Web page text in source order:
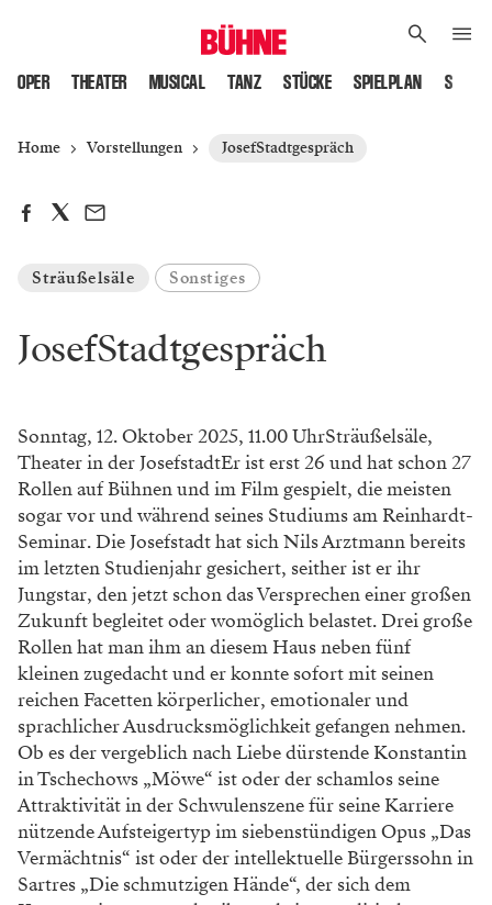
OPER THEATER MUSICAL TANZ STÜCKE SPIELPLAN
Home Vorstellungen JosefStadtgespräch
Sträußelsäle Sonstiges
JosefStadtgespräch
Sonntag, 12. Oktober 2025, 11.00 UhrSträußelsäle,
Theater in der JosefstadtEr ist erst 26 und hat schon 27
Rollen auf Bühnen und im Film gespielt, die meisten
sogar vor und während seines Studiums am Reinhardt-
Seminar. Die Josefstadt hat sich Nils Arztmann bereits
im letzten Studienjahr gesichert, seither ist er ihr
Jungstar, den jetzt schon das Versprechen einer großen
Zukunft begleitet oder womöglich belastet. Drei große
Rollen hat man ihm an diesem Haus neben fünf
kleinen zugedacht und er konnte sofort mit seinen
reichen Facetten körperlicher, emotionaler und
sprachlicher Ausdrucksmöglichkeit gefangen nehmen.
Ob es der vergeblich nach Liebe dürstende Konstantin
in Tschechows „Möwe“ ist oder der schamlos seine
Attraktivität in der Schwulenszene für seine Karriere
nützende Aufsteigertyp im siebenstündigen Opus „Das
Vermächtnis“ ist oder der intellektuelle Bürgerssohn in
Sartres „Die schmutzigen Hände“, der sich dem